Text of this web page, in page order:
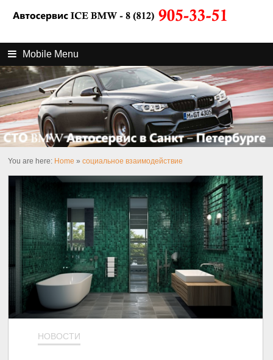
Mobile Menu
You are here: Home »социальное взаимодействие
НОВОСТИ